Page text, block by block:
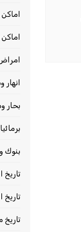
انهار
بحار
بنوك
تاريخ
تاريخ
تاريخ